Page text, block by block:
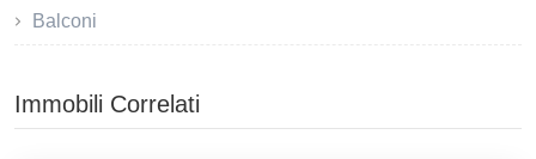
Balconi
Immobili Correlati